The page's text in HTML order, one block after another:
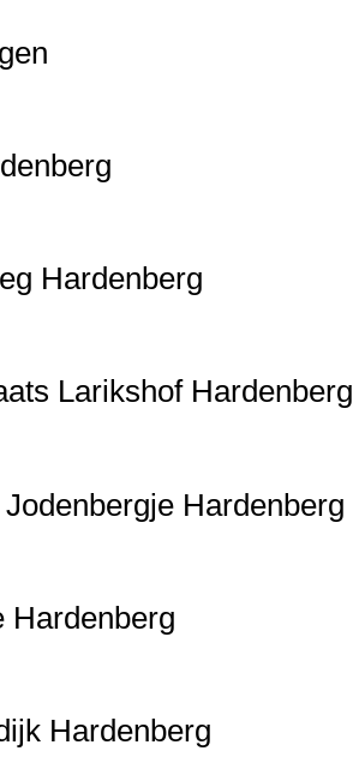
Hardenberg
Larikshof Hardenberg
Hardenberg
Hardenberg
Hardenberg